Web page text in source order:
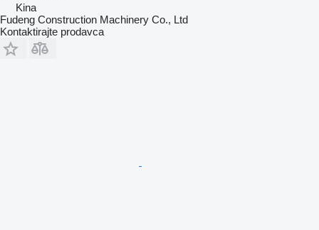
Kina
Fudeng Construction Machinery Co., Ltd
Kontaktirajte prodavca